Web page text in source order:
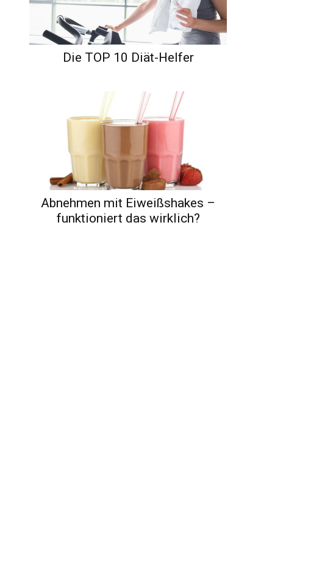
Die TOP 10 Diät-Helfer
Abnehmen mit Eiweißshakes –
funktioniert das wirklich?